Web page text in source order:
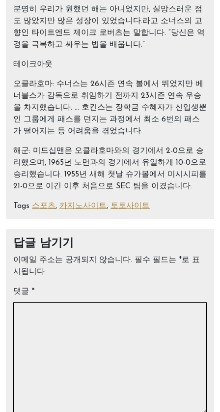
분명히 우리가 원했던 해는 아니었지만, 실망스러운 점
도 많았지만 많은 성장이 있었습니다.라고 소너스의 고
향인 타이트엔드 제이크 로버츠는 말합니다. “당신은 역
경을 극복하고 싸우는 법을 배웁니다.”
테이크아웃
오클라호마: 수너스는 26시즌 연속 볼에서 뛰었지만 베
너블스가 감독으로 취임하기 전까지 23시즌 연속 우승
을 차지했습니다. … 호킨스는 장학금 수혜자가 신입생뿐
인 그룹에게 패스를 던지는 과정에서 최소 6번의 패스
가 떨어지는 등 어려움을 겪었습니다.
해군: 미드십맨은 오클라호마와의 경기에서 2-0으로 승
리했으며, 1965년 노먼과의 경기에서 유일하게 10-0으로
승리했습니다. 1955년 새해 첫날 슈가볼에서 미시시피를
21-0으로 이긴 이후 처음으로 SEC 팀을 이겼습니다.
Tags 스포츠, 카지노사이트, 토토사이트
답글 남기기
이메일 주소는 공개되지 않습니다. 필수 필드는 *로 표
시됩니다
댓글 *